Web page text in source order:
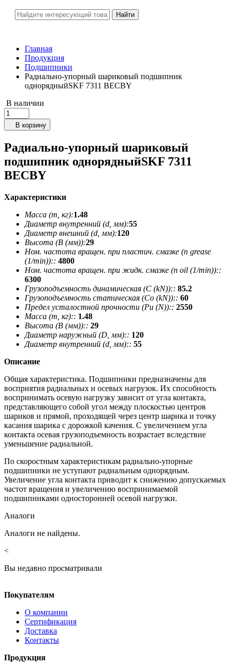
Главная
Продукция
Подшипники
Радиально-упорный шариковый подшипник
однорядныйSKF 7311 BECBY
В наличии
В корзину
Радиально-упорный шариковый
подшипник однорядныйSKF 7311
BECBY
Характеристики
Масса (m, кг):1.48
Диаметр внутренний (d, мм):55
Диаметр внешний (d, мм):120
Высота (В (мм)):29
Ном. частота вращен. при пластич. смазке (n grease
(1/min)):: 4800
Ном. частота вращен. при жидк. смазке (n oil (1/min))::
6300
Грузоподъемность динамическая (C (kN)):: 85.2
Грузоподъемность статическая (Co (kN)):: 60
Предел усталостной прочности (Pu (N)):: 2550
Масса (m, кг):: 1.48
Высота (В (мм)):: 29
Диаметр наружный (D, мм):: 120
Диаметр внутренний (d, мм):: 55
Описание
Общая характеристика. Подшипники предназначены для
восприятия радиальных и осевых нагрузок. Их способность
воспринимать осевую нагрузку зависит от угла контакта,
представляющего собой угол между плоскостью центров
шариков и прямой, проходящей через центр шарика и точку
касания шарика с дорожкой качения. С увеличением угла
контакта осевая грузоподъемность возрастает вследствие
уменьшение радиальной.
По скоростным характеристикам радиально-упорные
подшипники не уступают радиальным однорядным.
Увеличение угла контакта приводит к снижению допускаемых
частот вращения и увеличению воспринимаемой
подшипниками односторонней осевой нагрузки.
Аналоги
Аналоги не найдены.
<
Вы недавно просматривали
Покупателям
О компании
Сертификация
Доставка
Контакты
Продукция